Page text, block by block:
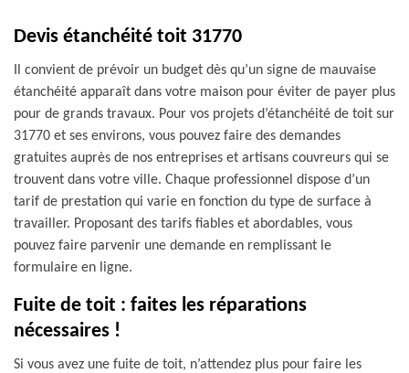
Devis étanchéité toit 31770
Il convient de prévoir un budget dès qu’un signe de mauvaise
étanchéité apparaît dans votre maison pour éviter de payer plus
pour de grands travaux. Pour vos projets d’étanchéité de toit sur
31770 et ses environs, vous pouvez faire des demandes
gratuites auprès de nos entreprises et artisans couvreurs qui se
trouvent dans votre ville. Chaque professionnel dispose d’un
tarif de prestation qui varie en fonction du type de surface à
travailler. Proposant des tarifs fiables et abordables, vous
pouvez faire parvenir une demande en remplissant le
formulaire en ligne.
Fuite de toit : faites les réparations
nécessaires !
Si vous avez une fuite de toit, n’attendez plus pour faire les